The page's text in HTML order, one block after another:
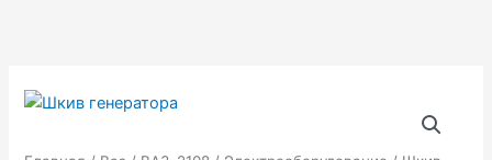
Количество
Шкив